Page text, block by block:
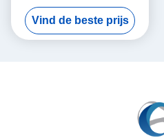
Direct Imaging Machine
1270dip
Vind de beste prijs